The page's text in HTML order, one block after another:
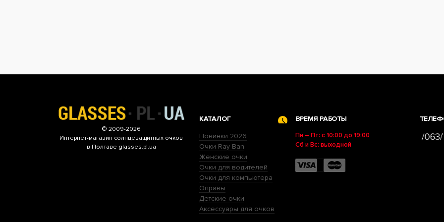
© 2009-2026
Интернет-магазин солнцезащитных очков
в Полтаве glasses.pl.ua
КАТАЛОГ
Новинки 2026
Очки Ray Ban
Женские очки
Очки для водителей
Очки для компьютера
Оправы
Детские очки
Аксессуары для очков
ВРЕМЯ РАБОТЫ
Пн – Пт: с 10:00 до 19:00
Сб и Вс: выходной